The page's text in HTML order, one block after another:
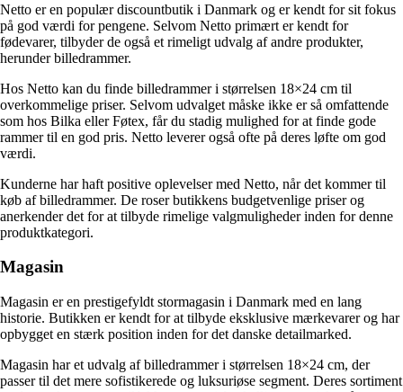
Netto er en populær discountbutik i Danmark og er kendt for sit fokus
på god værdi for pengene. Selvom Netto primært er kendt for
fødevarer, tilbyder de også et rimeligt udvalg af andre produkter,
herunder billedrammer.
Hos Netto kan du finde billedrammer i størrelsen 18×24 cm til
overkommelige priser. Selvom udvalget måske ikke er så omfattende
som hos Bilka eller Føtex, får du stadig mulighed for at finde gode
rammer til en god pris. Netto leverer også ofte på deres løfte om god
værdi.
Kunderne har haft positive oplevelser med Netto, når det kommer til
køb af billedrammer. De roser butikkens budgetvenlige priser og
anerkender det for at tilbyde rimelige valgmuligheder inden for denne
produktkategori.
Magasin
Magasin er en prestigefyldt stormagasin i Danmark med en lang
historie. Butikken er kendt for at tilbyde eksklusive mærkevarer og har
opbygget en stærk position inden for det danske detailmarked.
Magasin har et udvalg af billedrammer i størrelsen 18×24 cm, der
passer til det mere sofistikerede og luksuriøse segment. Deres sortiment